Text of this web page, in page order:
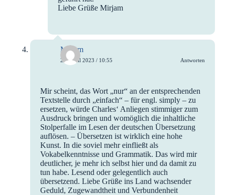
Liebe Grüße Mirjam
Miriam
24. April 2023 / 10:55 Antworten
Mir scheint, das Wort „nur“ an der entsprechenden
Textstelle durch „einfach“ – für engl. simply – zu
ersetzen, würde Charles‘ Anliegen stimmiger zum
Ausdruck bringen und womöglich die inhaltliche
Stolperfalle im Lesen der deutschen Übersetzung
auflösen. – Übersetzen ist wirklich eine hohe
Kunst. In die soviel mehr einfließt als
Vokabelkenntnisse und Grammatik. Das wird mir
deutlicher, je mehr ich selbst hier und da damit zu
tun habe. Lesend oder gelegentlich auch
übersetzend. Liebe Grüße ins Land wachsender
Geduld, Zugewandtheit und Verbundenheit